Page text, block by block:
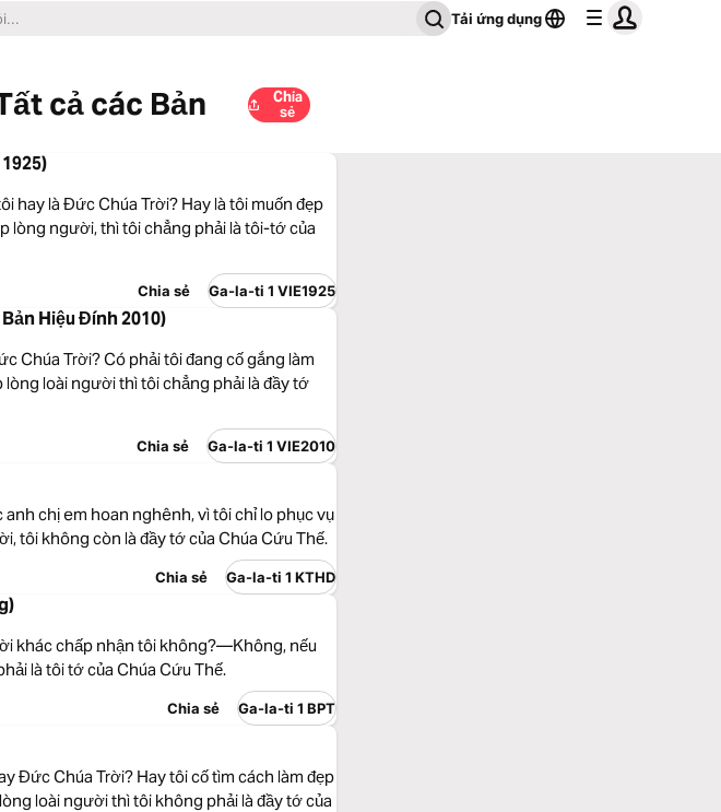
Tải ứng dụng
cả các Bản
Chia
sẻ
hay là Đức Chúa Trời? Hay là tôi muốn đẹp
lòng người, thì tôi chẳng phải là tôi-tớ của
Chia sẻ Ga-la-ti 1 VIE1925
Hiệu Đính 2010)
Chúa Trời? Có phải tôi đang cố gắng làm
loài người thì tôi chẳng phải là đầy tớ
Chia sẻ Ga-la-ti 1 VIE2010
chị em hoan nghênh, vì tôi chỉ lo phục vụ
tôi không còn là đầy tớ của Chúa Cứu Thế.
Chia sẻ Ga-la-ti 1 KTHD
khác chấp nhận tôi không?—Không, nếu
là tôi tớ của Chúa Cứu Thế.
Chia sẻ Ga-la-ti 1 BPT
Đức Chúa Trời? Hay tôi cố tìm cách làm đẹp
loài người thì tôi không phải là đầy tớ của